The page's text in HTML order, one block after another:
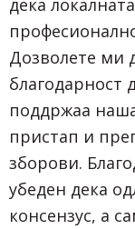
дека
Дозволете ми
благодарност
поддржаа
пристап и
зборови.
убеден дека
консензус, а